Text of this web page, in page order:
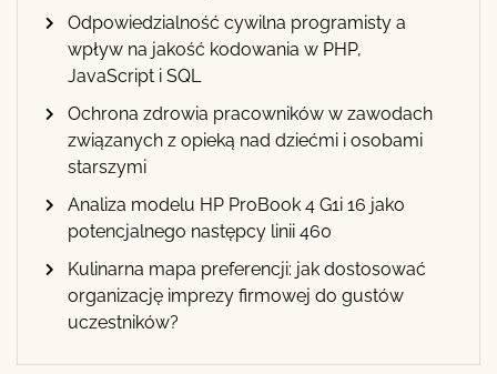
Odpowiedzialność cywilna programisty a
wpływ na jakość kodowania w PHP,
JavaScript i SQL
Ochrona zdrowia pracowników w zawodach
związanych z opieką nad dziećmi i osobami
starszymi
Analiza modelu HP ProBook 4 G1i 16 jako
potencjalnego następcy linii 460
Kulinarna mapa preferencji: jak dostosować
organizację imprezy firmowej do gustów
uczestników?